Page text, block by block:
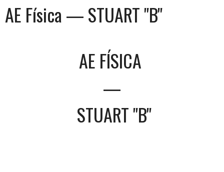
AE Física — STUART "B"
AE FÍSICA
—
STUART "B"